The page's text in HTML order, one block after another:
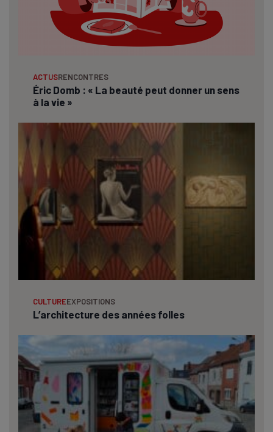
ACTUSRENCONTRES
Éric Domb : « La beauté peut donner un sens
à la vie »
CULTUREEXPOSITIONS
L’architecture des années folles